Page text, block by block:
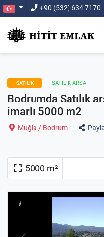
+90 (532) 634 7170
SATILIK SATILIK ARSA
Bodrumda Satılık
imarlı 5000 m2
Muğla / Bodrum
5000 m²